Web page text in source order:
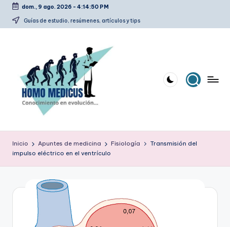
Saltar
dom., 9 ago. 2026 - 4:14:50 PM
Guías de estudio, resúmenes, artículos y tips
o
m
estudio,
Inicio Apuntes de medicina Fisiología
Transmisión del
impulso eléctrico en el ventrículo